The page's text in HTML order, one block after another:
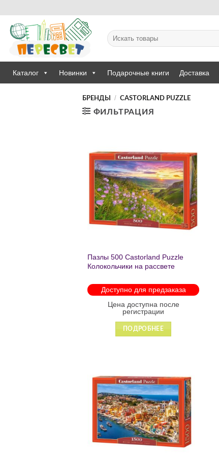
content
Искать:
Каталог Новинки Подарочные книги Доставка
БРЕНДЫ / CASTORLAND PUZZLE
ФИЛЬТРАЦИЯ
Добавить
в список
желаний
Пазлы 500 Castorland Puzzle
Колокольчики на рассвете
Доступно для предзаказа
Цена доступна после
регистрации
ПОДРОБНЕЕ
Добавить
в список
желаний